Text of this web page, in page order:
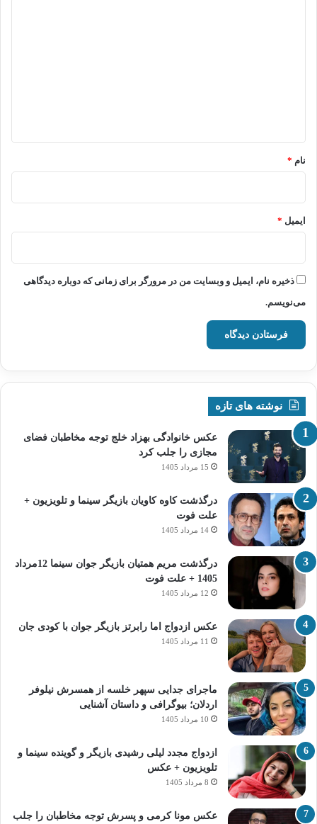
نام *
ایمیل *
ذخیره نام، ایمیل و وبسایت من در مرورگر برای زمانی که دوباره دیدگاهی
می‌نویسم.
نوشته های تازه
عکس خانوادگی بهزاد خلج توجه مخاطبان فضای
مجازی را جلب کرد
15 مرداد 1405
درگذشت کاوه کاویان بازیگر سینما و تلویزیون +
علت فوت
14 مرداد 1405
درگذشت مریم همتیان بازیگر جوان سینما 12مرداد
1405 + علت فوت
12 مرداد 1405
عکس ازدواج اما رابرتز بازیگر جوان با کودی جان
11 مرداد 1405
ماجرای جدایی سپهر خلسه از همسرش نیلوفر
اردلان؛ بیوگرافی و داستان آشنایی
10 مرداد 1405
ازدواج مجدد لیلی رشیدی بازیگر و گوینده سینما و
تلویزیون + عکس
8 مرداد 1405
عکس مونا کرمی و پسرش توجه مخاطبان را جلب